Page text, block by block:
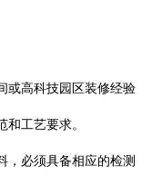
或高科技园区装修经验
工艺要求。
，必须具备相应的检测